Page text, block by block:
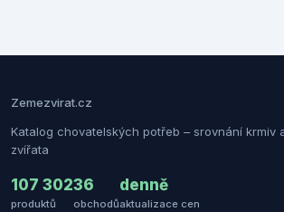
Zemezvirat.cz
Katalog chovatelských potřeb – srovnání krmiv
zvířata
107 302
produktů
36
obchodů
denně
aktualizace cen